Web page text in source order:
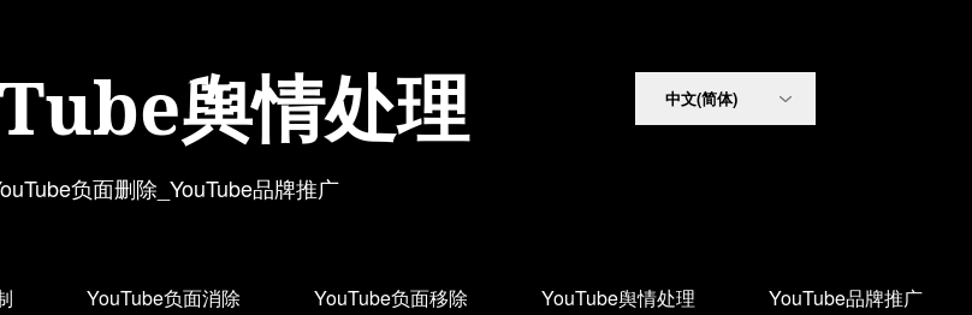
舆情处理
负面删除_YouTube品牌推广
YouTube负面消除 YouTube负面移除 YouTube舆情处理 YouTube品牌推广